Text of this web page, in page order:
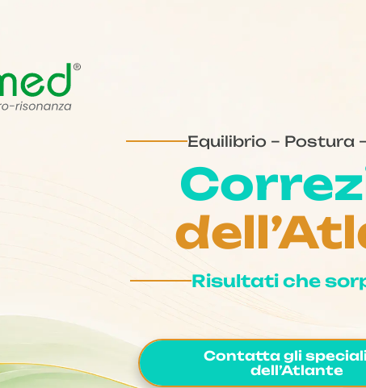
Equilibrio – Postura
Risultati che
Contatta gli
dell’Atlante